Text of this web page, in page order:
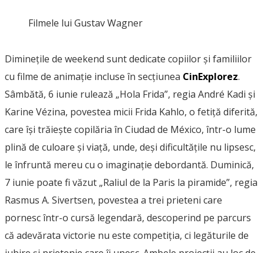
Filmele lui Gustav Wagner
Diminețile de weekend sunt dedicate copiilor și familiilor
cu filme de animație incluse în secțiunea CinExplorez.
Sâmbătă, 6 iunie rulează „Hola Frida”, regia André Kadi și
Karine Vézina, povestea micii Frida Kahlo, o fetiță diferită,
care își trăiește copilăria în Ciudad de México, într-o lume
plină de culoare și viață, unde, deși dificultățile nu lipsesc,
le înfruntă mereu cu o imaginație debordantă. Duminică,
7 iunie poate fi văzut „Raliul de la Paris la piramide”, regia
Rasmus A. Sivertsen, povestea a trei prieteni care
pornesc într-o cursă legendară, descoperind pe parcurs
că adevărata victorie nu este competiția, ci legăturile de